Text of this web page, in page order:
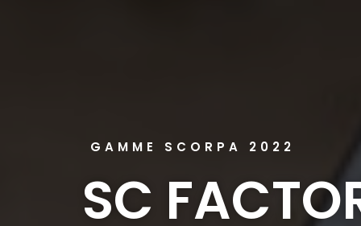
GAMME SCORPA 2022
SC